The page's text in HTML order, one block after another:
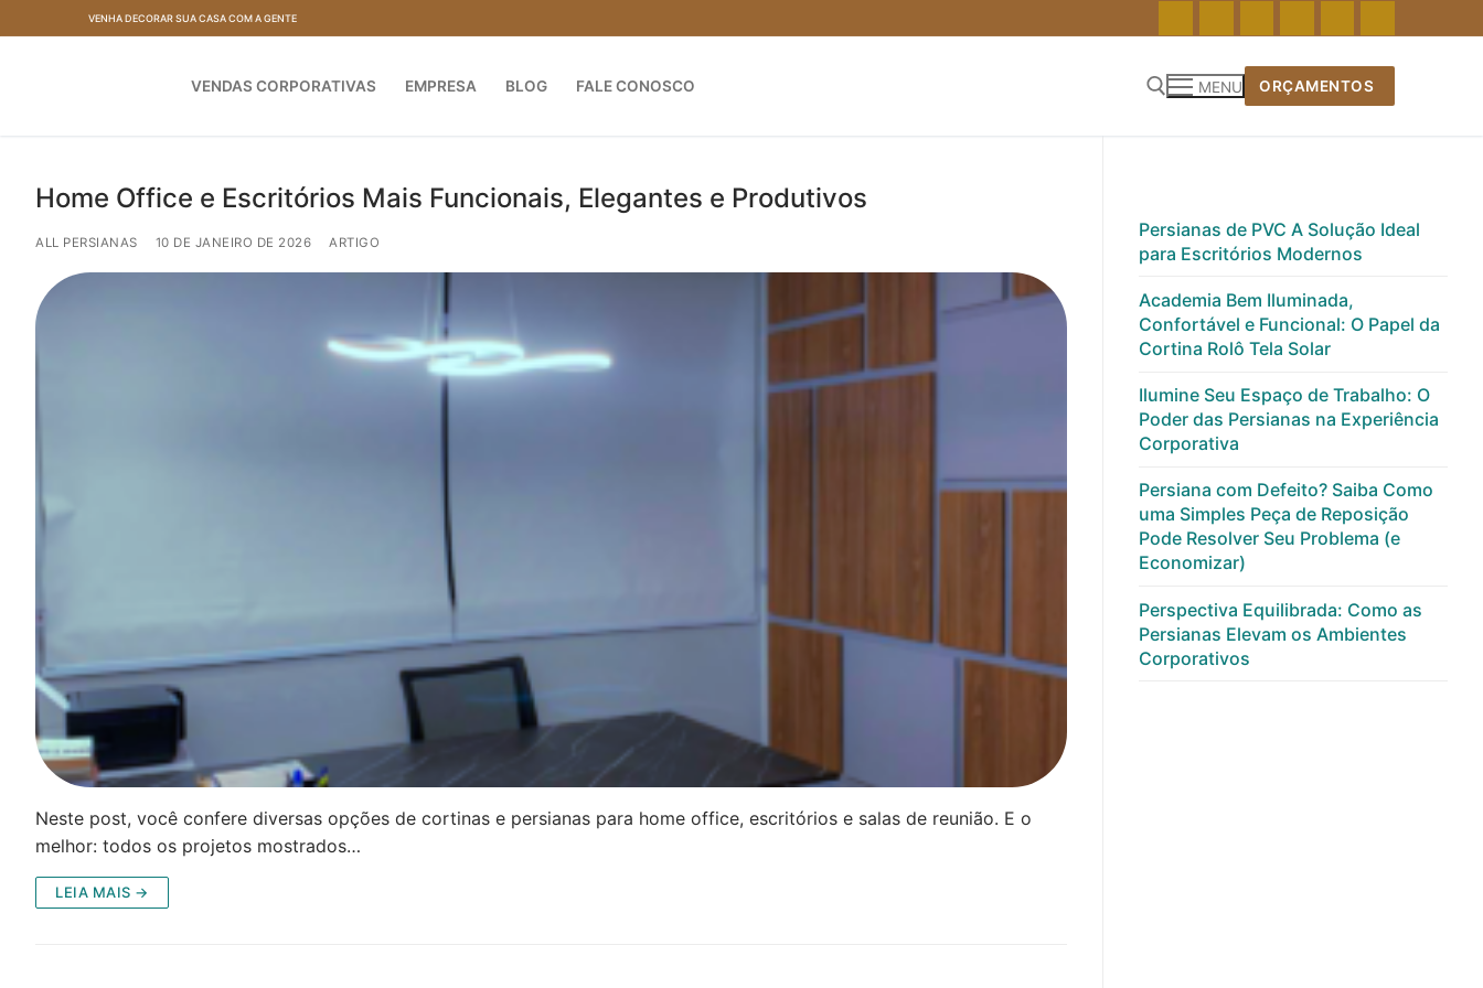
para
VENHA DECORAR SUA CASA COM A GENTE
VENDAS CORPORATIVAS EMPRESA BLOG FALE CONOSCO MENU ORÇAMENTOS
Home Office e Escritórios Mais Funcionais, Elegantes e Produtivos
ALL PERSIANAS 10 DE JANEIRO DE 2026 ARTIGO
Neste post, você confere diversas opções de cortinas e persianas para home office, escritórios e salas de reunião. E o
melhor: todos os projetos mostrados…
LEIA MAIS →
Persianas de PVC A Solução Ideal
para Escritórios Modernos
Academia Bem Iluminada,
Confortável e Funcional: O Papel da
Cortina Rolô Tela Solar
Ilumine Seu Espaço de Trabalho: O
Poder das Persianas na Experiência
Corporativa
Persiana com Defeito? Saiba Como
uma Simples Peça de Reposição
Pode Resolver Seu Problema (e
Economizar)
Perspectiva Equilibrada: Como as
Persianas Elevam os Ambientes
Corporativos